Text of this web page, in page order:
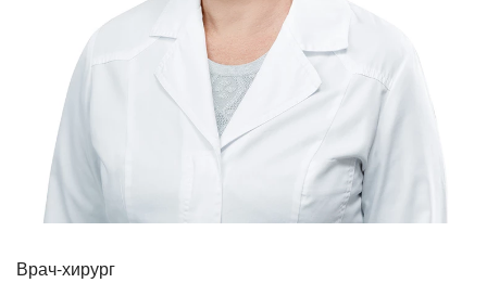
Лазерная коррекция зрения
Врач-хирург